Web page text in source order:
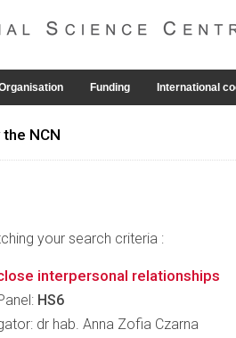
Funding International
NCN
your search criteria :
interpersonal relationships
HS6
dr hab. Anna Zofia Czarna